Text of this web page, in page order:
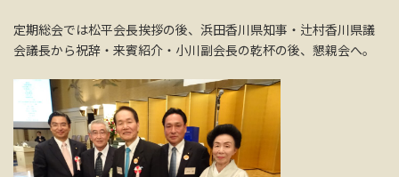
定期総会では松平会長挨拶の後、浜田香川県知事・辻村香川県議
会議長から祝辞・来賓紹介・小川副会長の乾杯の後、懇親会へ。